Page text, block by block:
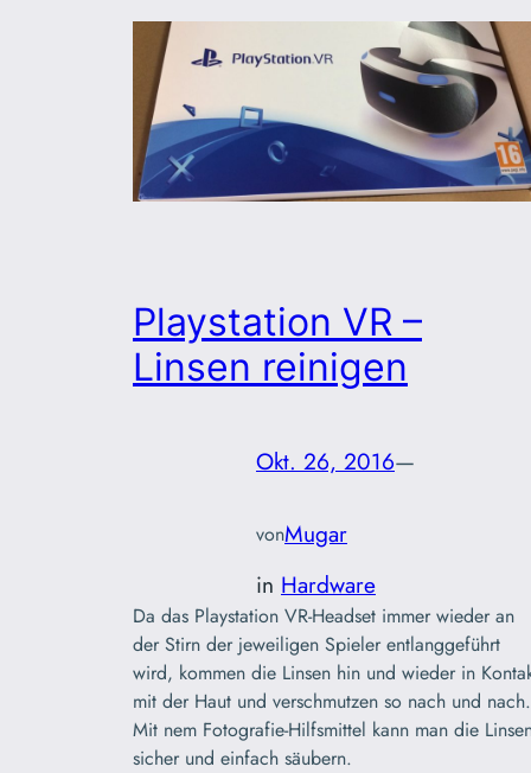
Playstation VR –
Linsen reinigen
Okt. 26, 2016—
vonMugar
in Hardware
Da das Playstation VR-Headset immer wieder an
der Stirn der jeweiligen Spieler entlanggeführt
wird, kommen die Linsen hin und wieder in
mit der Haut und verschmutzen so nach und nach.
Mit nem Fotografie-Hilfsmittel kann man die
sicher und einfach säubern.